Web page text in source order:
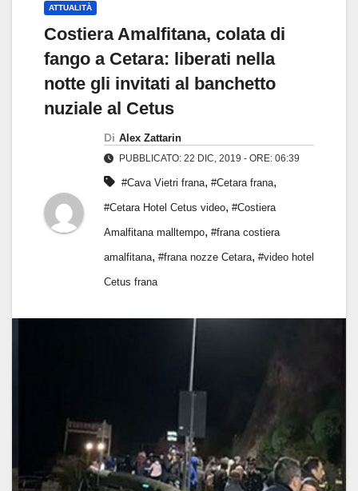
ATTUALITÀ
Costiera Amalfitana, colata di
fango a Cetara: liberati nella
notte gli invitati al banchetto
nuziale al Cetus
Di Alex Zattarin
PUBBLICATO: 22 DIC, 2019 - ORE: 06:39
#Cava Vietri frana, #Cetara frana,
#Cetara Hotel Cetus video, #Costiera
Amalfitana malltempo, #frana costiera
amalfitana, #frana nozze Cetara, #video hotel
Cetus frana